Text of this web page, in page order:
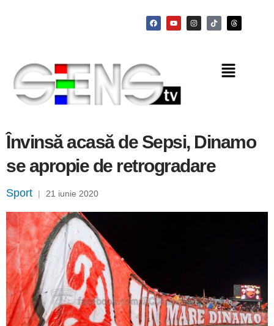
Învinsă acasă de Sepsi, Dinamo
se apropie de retrogradare
Sport | 21 iunie 2020